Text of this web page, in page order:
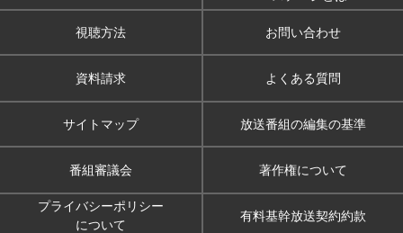
視聴方法 お問い合わせ
資料請求 よくある質問
サイトマップ 放送番組の編集の基準
番組審議会 著作権について
プライバシーポリシー
について
有料基幹放送契約約款